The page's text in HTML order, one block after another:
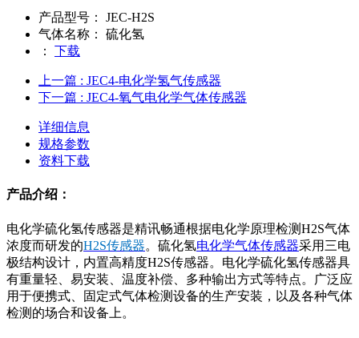
产品型号：
JEC-H2S
气体名称：
硫化氢
：
下载
上一篇 : JEC4-电化学氢气传感器
下一篇 : JEC4-氧气电化学气体传感器
详细信息
规格参数
资料下载
产品介绍：
电化学硫化氢传感器是精讯畅通根据电化学原理检测H2S气体
浓度而研发的H2S传感器。硫化氢电化学气体传感器采用三电
极结构设计，内置高精度H2S传感器。电化学硫化氢传感器具
有重量轻、易安装、温度补偿、多种输出方式等特点。广泛应
用于便携式、固定式气体检测设备的生产安装，以及各种气体
检测的场合和设备上。